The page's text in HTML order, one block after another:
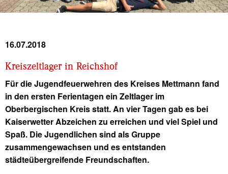
16.07.2018
Kreiszeltlager in Reichshof
Für die Jugendfeuerwehren des Kreises Mettmann fand
in den ersten Ferientagen ein Zeltlager im
Oberbergischen Kreis statt. An vier Tagen gab es bei
Kaiserwetter Abzeichen zu erreichen und viel Spiel und
Spaß. Die Jugendlichen sind als Gruppe
zusammengewachsen und es entstanden
städteübergreifende Freundschaften.